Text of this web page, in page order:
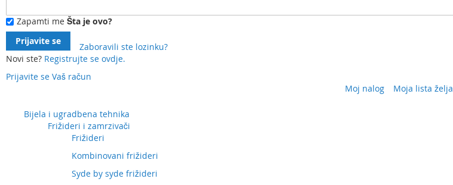
Zapamti me Šta je ovo?
Prijavite se
Zaboravili ste lozinku?
Novi ste? Registrujte se ovdje.
Prijavite se Vaš račun
Moj nalog Moja lista želja
sadržajBijela i ugradbena tehnika
Frižideri i zamrzivači
Frižideri
Kombinovani frižideri
Syde by syde frižideri